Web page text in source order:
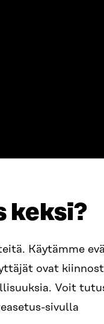
keksi?
Käytämme
ovat
Voit
sivulla
160,
+358